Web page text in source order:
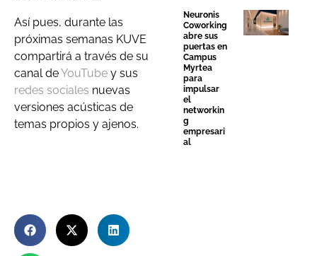
Así pues, durante las
próximas semanas KUVE
compartirá a través de su
canal deYouTube y sus
redes sociales nuevas
versiones acústicas de
temas propios y ajenos.
Neuronis
Coworking
abre sus
puertas en
Campus
Myrtea
para
impulsar
el
networkin
g
empresari
al